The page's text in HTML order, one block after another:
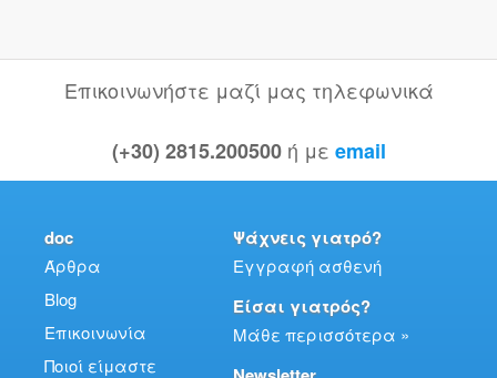
Επικοινωνήστε μαζί μας τηλεφωνικά
(+30) 2815.200500 ή με email
doc
Άρθρα
Blog
Επικοινωνία
Ποιοί είμαστε
Ψάχνεις γιατρό?
Εγγραφή ασθενή
Είσαι γιατρός?
Μάθε περισσότερα »